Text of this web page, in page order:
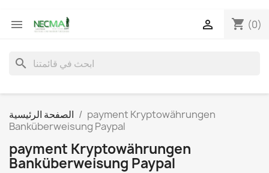
 shopping_cart (0)

search
الصفحة الرئيسية
payment Kryptowährungen
Banküberweisung Paypal
payment Kryptowährungen
Banküberweisung Paypal